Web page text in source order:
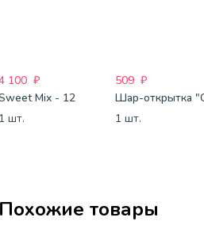
100 ₽
Mix - 12
1 шт.
509 ₽
1 шт.
Похожие товары